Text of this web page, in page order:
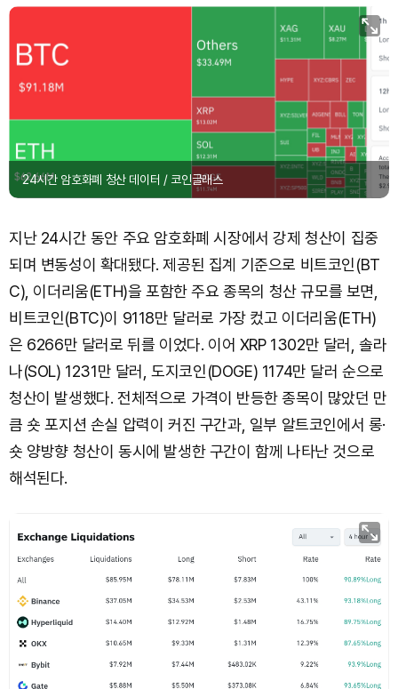
24시간 암호화폐 청산 데이터 / 코인글래스
지난 24시간 동안 주요 암호화폐 시장에서 강제 청산이 집중
되며 변동성이 확대됐다. 제공된 집계 기준으로 비트코인(BT
C), 이더리움(ETH)을 포함한 주요 종목의 청산 규모를 보면,
비트코인(BTC)이 9118만 달러로 가장 컸고 이더리움(ETH)
은 6266만 달러로 뒤를 이었다. 이어 XRP 1302만 달러, 솔라
나(SOL) 1231만 달러, 도지코인(DOGE) 1174만 달러 순으로
청산이 발생했다. 전체적으로 가격이 반등한 종목이 많았던 만
큼 숏 포지션 손실 압력이 커진 구간과, 일부 알트코인에서 롱·
숏 양방향 청산이 동시에 발생한 구간이 함께 나타난 것으로
해석된다.